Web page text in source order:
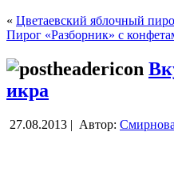
« Цветаевский яблочный
Пирог «Разборник» с
икра
27.08.2013 | Автор: